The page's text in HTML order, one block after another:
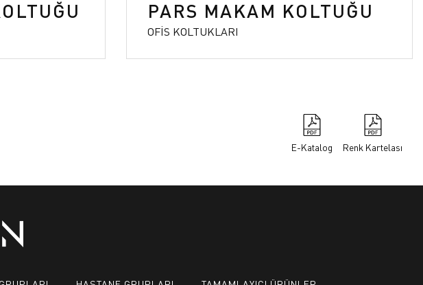
PARS MAKAM KOLTUĞU
OFİS KOLTUKLARI
E-Katalog Renk Kartelası